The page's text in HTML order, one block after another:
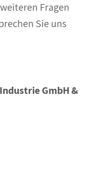
Fragen
Sie uns
GmbH &